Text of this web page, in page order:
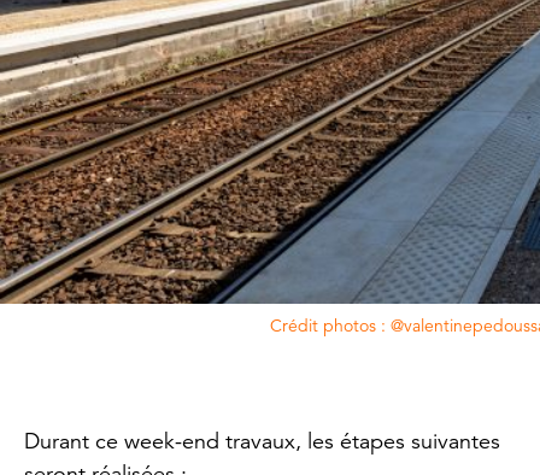
Crédit photos :
Durant ce week-end travaux, les étapes suivantes